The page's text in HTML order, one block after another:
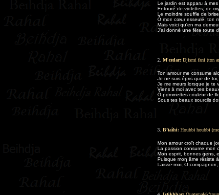
Le jardin est apparu à
Entouré de violettes, de
Le moindre souffle de
Ô mon cœur esseulé, ton
Mais voici qu'en ma
J'ai donné une fête toute
2. M'cedar: Djismi fani (ton
Ton amour me consume
Je ne suis épris que de
Je me meurs lorsque je te
Viens à moi avec tes
Ô pommettes couleur de
Sous tes beaux sourcils
3. B’taîhi: Houbbi houbbi
Mon amour croît chaque
La passion consume mon
Mon esprit, bonnes gens,
Puisque mon âme résiste
Laisse-moi, Ô